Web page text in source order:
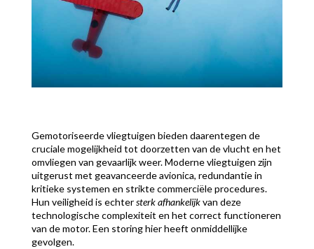
Gemotoriseerde vliegtuigen bieden daarentegen de
cruciale mogelijkheid tot doorzetten van de vlucht en het
omvliegen van gevaarlijk weer. Moderne vliegtuigen zijn
uitgerust met geavanceerde avionica, redundantie in
kritieke systemen en strikte commerciële procedures.
Hun veiligheid is echtersterk afhankelijkvan deze
technologische complexiteit en het correct functioneren
van de motor. Een storing hier heeft onmiddellijke
gevolgen.